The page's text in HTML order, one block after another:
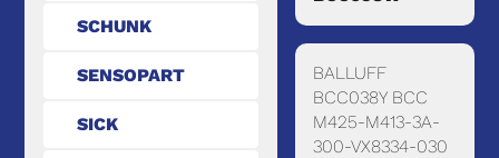
SCHUNK
SENSOPART
SICK
BALLUFF
BCC038Y BCC
M425-M413-3A-
300-VX8334-030